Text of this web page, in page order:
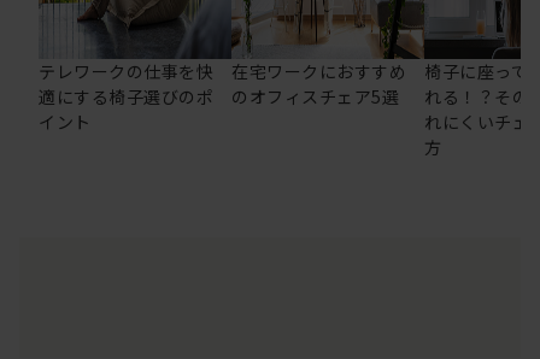
テレワークの仕事を快
適にする椅子選びのポ
イント
在宅ワークにおすすめ
のオフィスチェア5選
椅子に座って
れる！？その
れにくいチェ
方